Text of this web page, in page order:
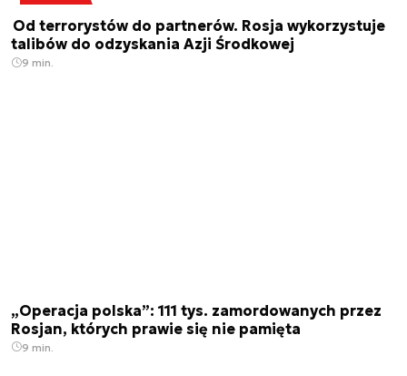
Od terrorystów do partnerów. Rosja wykorzystuje
talibów do odzyskania Azji Środkowej
9 min.
„Operacja polska”: 111 tys. zamordowanych przez
Rosjan, których prawie się nie pamięta
9 min.